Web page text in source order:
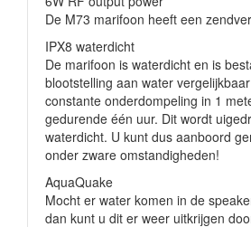
De M73 marifoon heeft een
IPX8 waterdicht
De marifoon is waterdicht en is
blootstelling aan water
constante onderdompeling in 1
gedurende één uur. Dit wordt
waterdicht. U kunt dus aanboord
onder zware omstandigheden!
AquaQuake
Mocht er water komen in de
dan kunt u dit er weer uitkrijgen